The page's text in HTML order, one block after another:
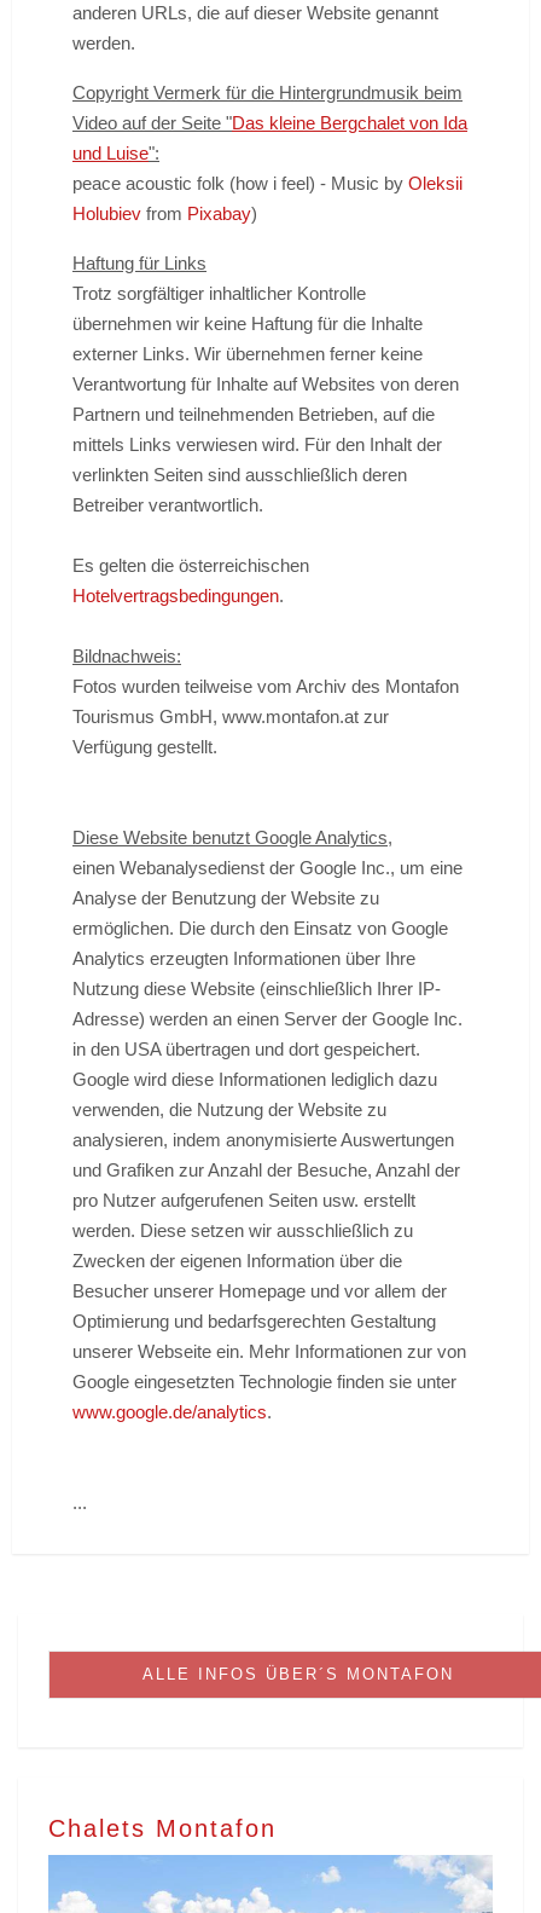
ALLE INFOS ÜBER´S MONTAFON
Chalets Montafon
anderen URLs, die auf dieser Website genannt
werden.
Copyright Vermerk für die Hintergrundmusik beim
Video auf der Seite "Das kleine Bergchalet von Ida
und Luise":
peace acoustic folk (how i feel) - Music by Oleksii
Holubiev from Pixabay)
Haftung für Links
Trotz sorgfältiger inhaltlicher Kontrolle
übernehmen wir keine Haftung für die Inhalte
externer Links. Wir übernehmen ferner keine
Verantwortung für Inhalte auf Websites von deren
Partnern und teilnehmenden Betrieben, auf die
mittels Links verwiesen wird. Für den Inhalt der
verlinkten Seiten sind ausschließlich deren
Betreiber verantwortlich.
Es gelten die österreichischen
Hotelvertragsbedingungen.
Bildnachweis:
Fotos wurden teilweise vom Archiv des Montafon
Tourismus GmbH, www.montafon.at zur
Verfügung gestellt.
Diese Website benutzt Google Analytics,
einen Webanalysedienst der Google Inc., um eine
Analyse der Benutzung der Website zu
ermöglichen. Die durch den Einsatz von Google
Analytics erzeugten Informationen über Ihre
Nutzung diese Website (einschließlich Ihrer IP-
Adresse) werden an einen Server der Google Inc.
in den USA übertragen und dort gespeichert.
Google wird diese Informationen lediglich dazu
verwenden, die Nutzung der Website zu
analysieren, indem anonymisierte Auswertungen
und Grafiken zur Anzahl der Besuche, Anzahl der
pro Nutzer aufgerufenen Seiten usw. erstellt
werden. Diese setzen wir ausschließlich zu
Zwecken der eigenen Information über die
Besucher unserer Homepage und vor allem der
Optimierung und bedarfsgerechten Gestaltung
unserer Webseite ein. Mehr Informationen zur von
Google eingesetzten Technologie finden sie unter
www.google.de/analytics.
...